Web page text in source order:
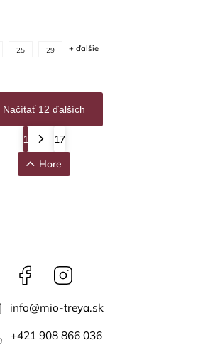
25 29 + ďalšie
Načítať 12 ďalších
1
17
Hore
Facebook
info@mio-treya.sk
+421 908 866 036